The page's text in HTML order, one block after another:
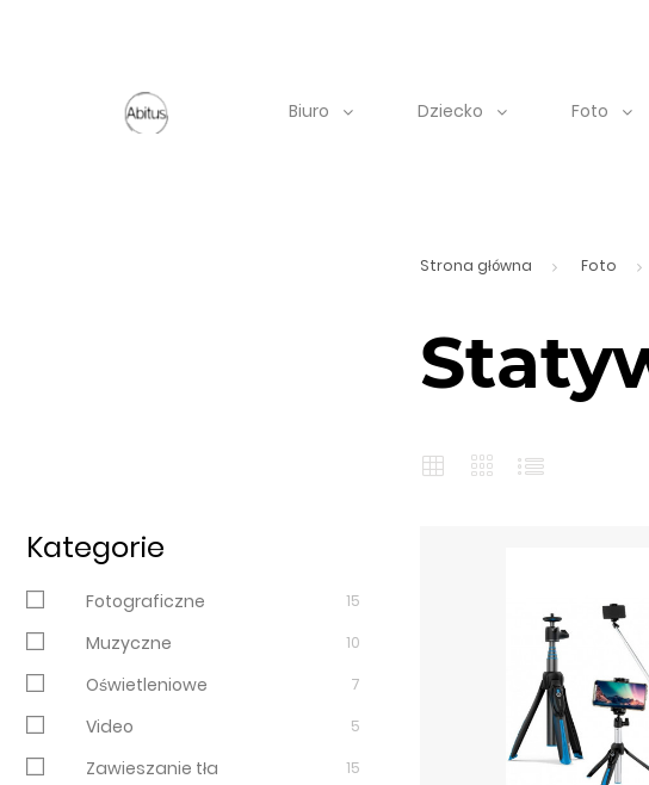
Biuro Dziecko Foto
Strona główna Foto
Kategorie
Fotograficzne 15
Muzyczne 10
Oświetleniowe 7
Video 5
Zawieszanie tła 15